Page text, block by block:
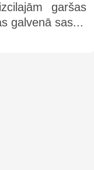
garšas
galvenā sas...